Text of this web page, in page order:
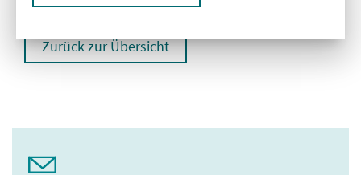
Zurück zur Übersicht